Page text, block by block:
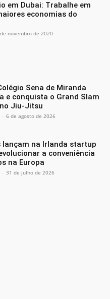
em Dubai: Trabalhe em
economias do
novembro de 2020
Sena de Miranda
e conquista o Grand Slam
Jiu-Jitsu
- 6 de agosto de 2026
lançam na Irlanda startup
a conveniência
na Europa
- 31 de julho de 2026